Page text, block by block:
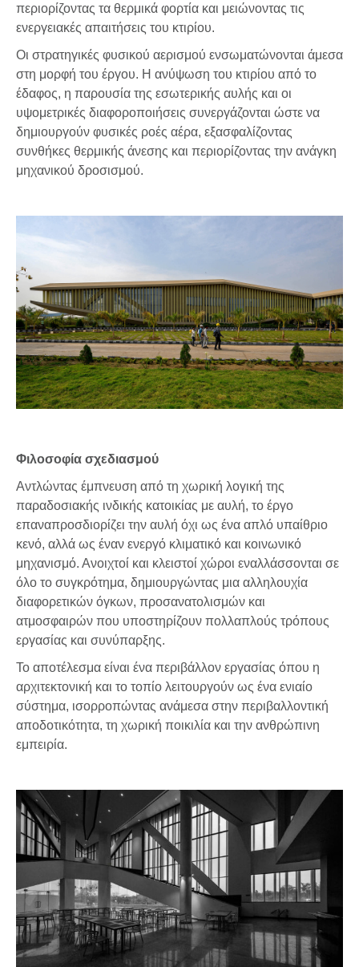
περιορίζοντας τα θερμικά φορτία και μειώνοντας τις
ενεργειακές απαιτήσεις του κτιρίου.
Οι στρατηγικές φυσικού αερισμού ενσωματώνονται άμεσα
στη μορφή του έργου. Η ανύψωση του κτιρίου από το
έδαφος, η παρουσία της εσωτερικής αυλής και οι
υψομετρικές διαφοροποιήσεις συνεργάζονται ώστε να
δημιουργούν φυσικές ροές αέρα, εξασφαλίζοντας
συνθήκες θερμικής άνεσης και περιορίζοντας την ανάγκη
μηχανικού δροσισμού.
Φιλοσοφία σχεδιασμού
Αντλώντας έμπνευση από τη χωρική λογική της
παραδοσιακής ινδικής κατοικίας με αυλή, το έργο
επαναπροσδιορίζει την αυλή όχι ως ένα απλό υπαίθριο
κενό, αλλά ως έναν ενεργό κλιματικό και κοινωνικό
μηχανισμό. Ανοιχτοί και κλειστοί χώροι εναλλάσσονται σε
όλο το συγκρότημα, δημιουργώντας μια αλληλουχία
διαφορετικών όγκων, προσανατολισμών και
ατμοσφαιρών που υποστηρίζουν πολλαπλούς τρόπους
εργασίας και συνύπαρξης.
Το αποτέλεσμα είναι ένα περιβάλλον εργασίας όπου η
αρχιτεκτονική και το τοπίο λειτουργούν ως ένα ενιαίο
σύστημα, ισορροπώντας ανάμεσα στην περιβαλλοντική
αποδοτικότητα, τη χωρική ποικιλία και την ανθρώπινη
εμπειρία.